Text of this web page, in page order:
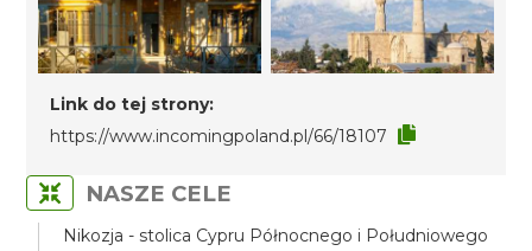
Link do tej strony:
https://www.incomingpoland.pl/66/18107
NASZE CELE
Nikozja - stolica Cypru Północnego i Południowego